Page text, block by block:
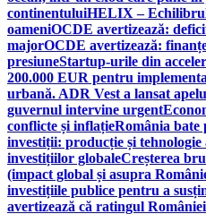
continentuluiHELIX –
oameniOCDE avertizează:
majorOCDE avertizează:
presiuneStartup-urile din
200.000 EUR pentru
urbană. ADR Vest a lansat
guvernul intervine urgent
conflicte și inflațieRomânia bate
investiții: producție și tehnologie
investițiilor globaleCreșterea
(impact global și asupra
investițiile publice pentru a
avertizează că ratingul